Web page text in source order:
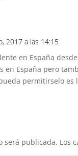
2017 a las 14:15
en España
en España pero
permitirselo es
será publicada. Los